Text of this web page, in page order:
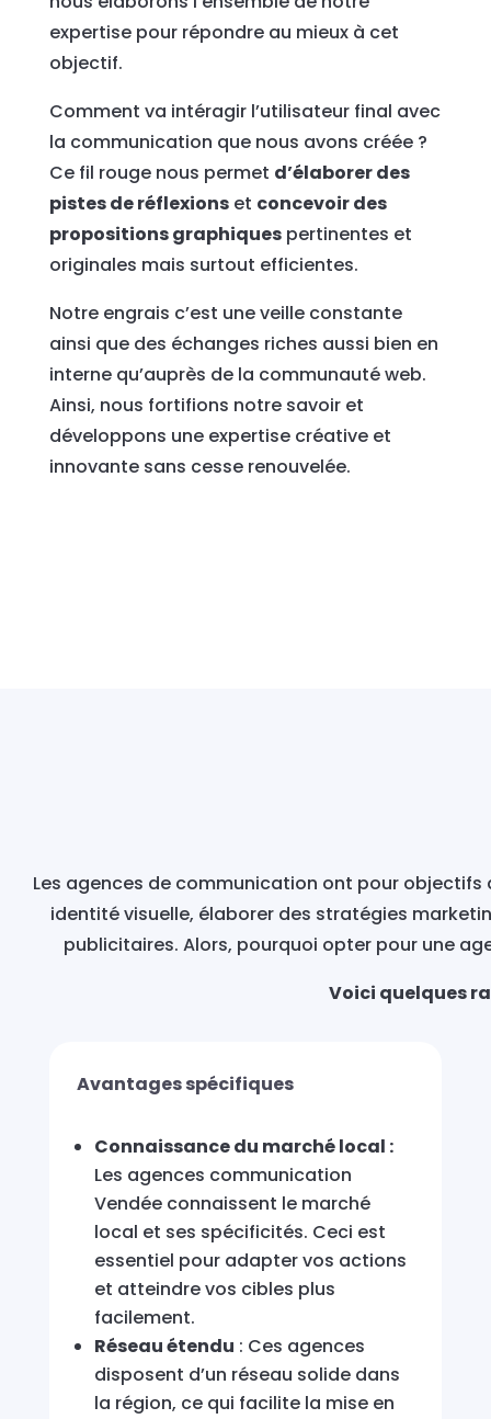
expertise pour répondre au mieux à cet
objectif.
Comment va intéragir l’utilisateur final avec
la communication que nous avons créée ?
Ce fil rouge nous permet d’élaborer des
pistes de réflexionset concevoir des
propositions graphiquespertinentes et
originales mais surtout efficientes.
Notre engrais c’est une veille constante
ainsi que des échanges riches aussi bien en
interne qu’auprès de la communauté web.
Ainsi, nous fortifions notre savoir et
développons une expertise créative et
innovante sans cesse renouvelée.
Les agences de communication ont pour objectifs
identité visuelle, élaborer des stratégies
publicitaires. Alors, pourquoi opter pour une
Voici quelques
Avantages spécifiques
Connaissance du marché local :
Les agences communication
Vendée connaissent le marché
local et ses spécificités. Ceci est
essentiel pour adapter vos actions
et atteindre vos cibles plus
facilement.
Réseau étendu : Ces agences
disposent d’un réseau solide dans
la région, ce qui facilite la mise en